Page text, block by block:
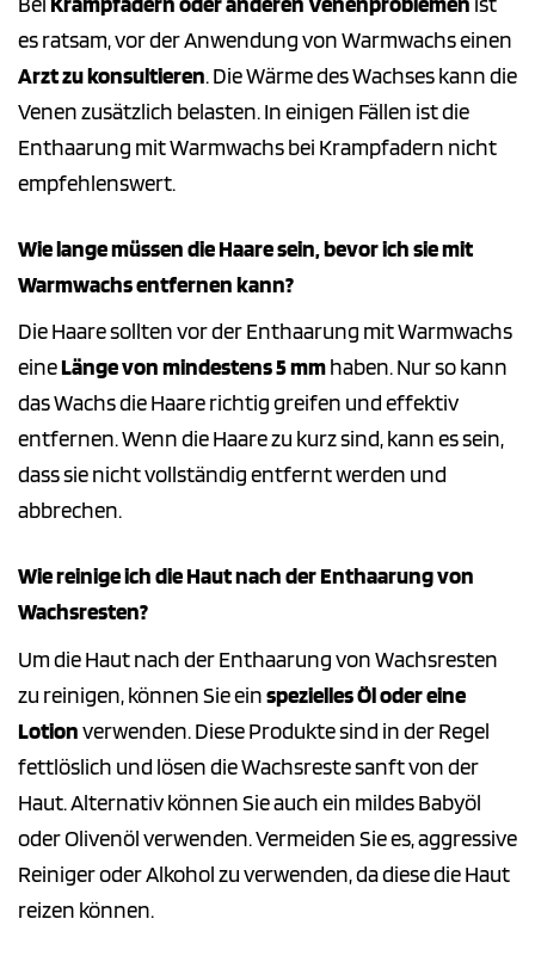
es ratsam, vor der Anwendung von Warmwachs einen
Arzt zu konsultieren. Die Wärme des Wachses kann die
Venen zusätzlich belasten. In einigen Fällen ist die
Enthaarung mit Warmwachs bei Krampfadern nicht
empfehlenswert.
Wie lange müssen die Haare sein, bevor ich sie mit
Warmwachs entfernen kann?
Die Haare sollten vor der Enthaarung mit Warmwachs
eineLänge von mindestens 5 mmhaben. Nur so kann
das Wachs die Haare richtig greifen und effektiv
entfernen. Wenn die Haare zu kurz sind, kann es sein,
dass sie nicht vollständig entfernt werden und
abbrechen.
Wie reinige ich die Haut nach der Enthaarung von
Wachsresten?
Um die Haut nach der Enthaarung von Wachsresten
zu reinigen, können Sie einspezielles Öl oder eine
Lotionverwenden. Diese Produkte sind in der Regel
fettlöslich und lösen die Wachsreste sanft von der
Haut. Alternativ können Sie auch ein mildes Babyöl
oder Olivenöl verwenden. Vermeiden Sie es, aggressive
Reiniger oder Alkohol zu verwenden, da diese die Haut
reizen können.